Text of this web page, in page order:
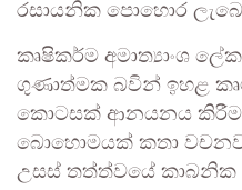
රසායනික පොහොර
කෘෂිකර්ම අමාත්‍යාංශ
ගුණාත්මක බවින් ඉහළ
කොටසක් ආනයනය කිරීමට
බොහොමයක් කතා
උසස් තත්ත්වයේ කාබනික